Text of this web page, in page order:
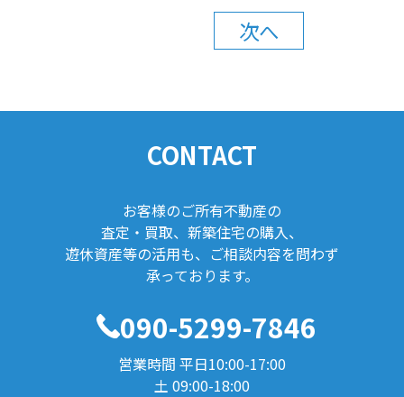
次へ
CONTACT
お客様のご所有不動産の
査定・買取、新築住宅の購入、
遊休資産等の活用も、ご相談内容を問わず
承っております。
090-5299-7846
営業時間 平日10:00-17:00
土 09:00-18:00